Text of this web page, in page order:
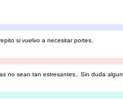
si vuelvo a necesitar portes.
no sean tan estresantes.. Sin duda